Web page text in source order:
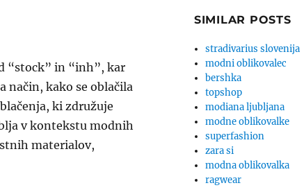
“stock” in “inh”, kar
način, kako se oblačila
ki združuje
v kontekstu modnih
materialov,
SIMILAR POSTS
stradivarius slovenija
modni oblikovalec
bershka
topshop
modiana ljubljana
modne oblikovalke
superfashion
zara si
modna oblikovalka
ragwear